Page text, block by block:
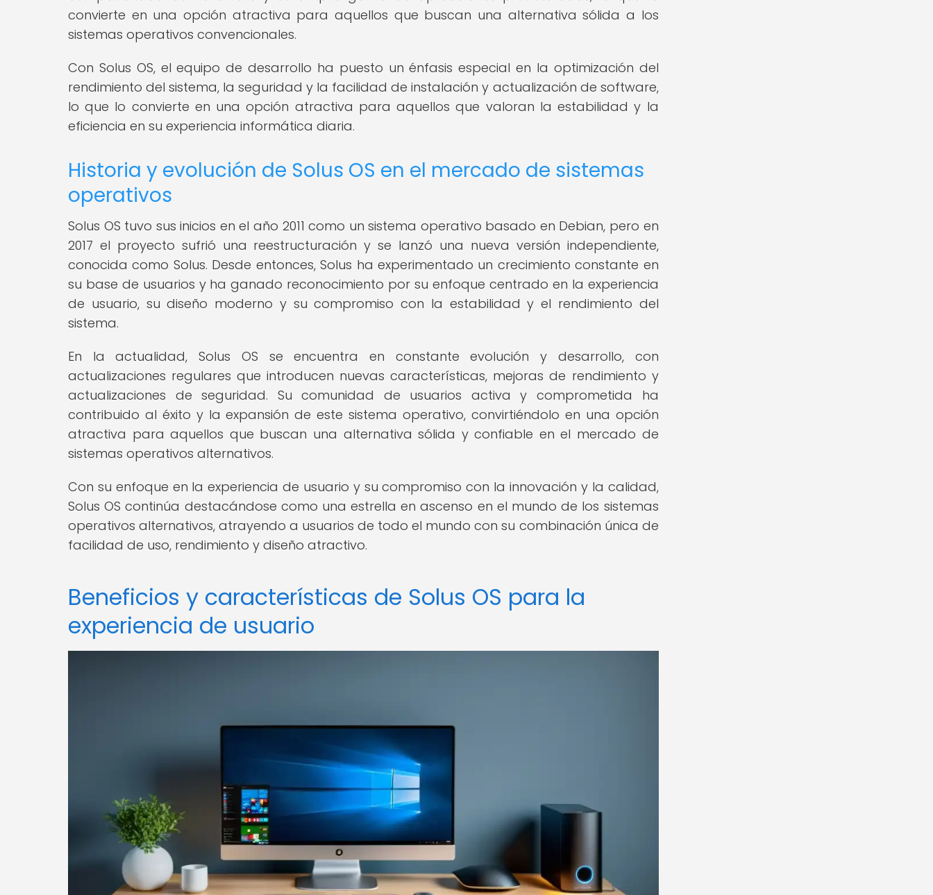
convierte en una opción atractiva para aquellos que buscan una alternativa sólida a los
sistemas operativos convencionales.
Con Solus OS, el equipo de desarrollo ha puesto un énfasis especial en la optimización del
rendimiento del sistema, la seguridad y la facilidad de instalación y actualización de software,
lo que lo convierte en una opción atractiva para aquellos que valoran la estabilidad y la
eficiencia en su experiencia informática diaria.
Historia y evolución de Solus OS en el mercado de sistemas
operativos
Solus OS tuvo sus inicios en el año 2011 como un sistema operativo basado en Debian, pero en
2017 el proyecto sufrió una reestructuración y se lanzó una nueva versión independiente,
conocida como Solus. Desde entonces, Solus ha experimentado un crecimiento constante en
su base de usuarios y ha ganado reconocimiento por su enfoque centrado en la experiencia
de usuario, su diseño moderno y su compromiso con la estabilidad y el rendimiento del
sistema.
En la actualidad, Solus OS se encuentra en constante evolución y desarrollo, con
actualizaciones regulares que introducen nuevas características, mejoras de rendimiento y
actualizaciones de seguridad. Su comunidad de usuarios activa y comprometida ha
contribuido al éxito y la expansión de este sistema operativo, convirtiéndolo en una opción
atractiva para aquellos que buscan una alternativa sólida y confiable en el mercado de
sistemas operativos alternativos.
Con su enfoque en la experiencia de usuario y su compromiso con la innovación y la calidad,
Solus OS continúa destacándose como una estrella en ascenso en el mundo de los sistemas
operativos alternativos, atrayendo a usuarios de todo el mundo con su combinación única de
facilidad de uso, rendimiento y diseño atractivo.
Beneficios y características de Solus OS para la
experiencia de usuario